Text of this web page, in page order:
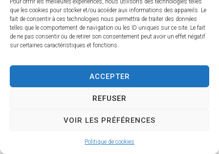
Pour offrir les meilleures expériences, nous utilisons des technologies telles
que les cookies pour stocker et/ou accéder aux informations des appareils. Le
fait de consentir à ces technologies nous permettra de traiter des données
telles que le comportement de navigation ou les ID uniques sur ce site. Le fait
de ne pas consentir ou de retirer son consentement peut avoir un effet négatif
sur certaines caractéristiques et fonctions.
ACCEPTER
REFUSER
VOIR LES PRÉFÉRENCES
Politique de cookies
Horaires d’ouverture
Lundi, mercredi et jeudi : 9h à 12h30
/13h30 à 16h
Mardi et vendredi : 9h à 12h30
Samedi : 9h à 12h
Accessibilité